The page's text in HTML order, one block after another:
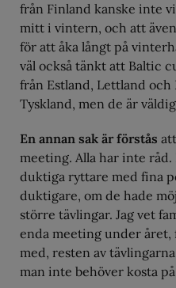
från Finland kanske inte
mitt i vintern, och att
för att åka långt på
väl också tänkt att Baltic
från Estland, Lettland och
Tyskland, men de är
En annan sak är förstås
meeting. Alla har inte
duktiga ryttare med fina
duktigare, om de hade
större tävlingar. Jag vet
enda meeting under året,
med, resten av
man inte behöver kosta